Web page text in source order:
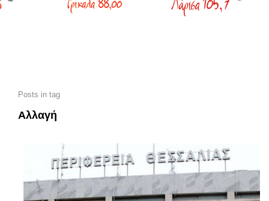
Posts in tag
Αλλαγή